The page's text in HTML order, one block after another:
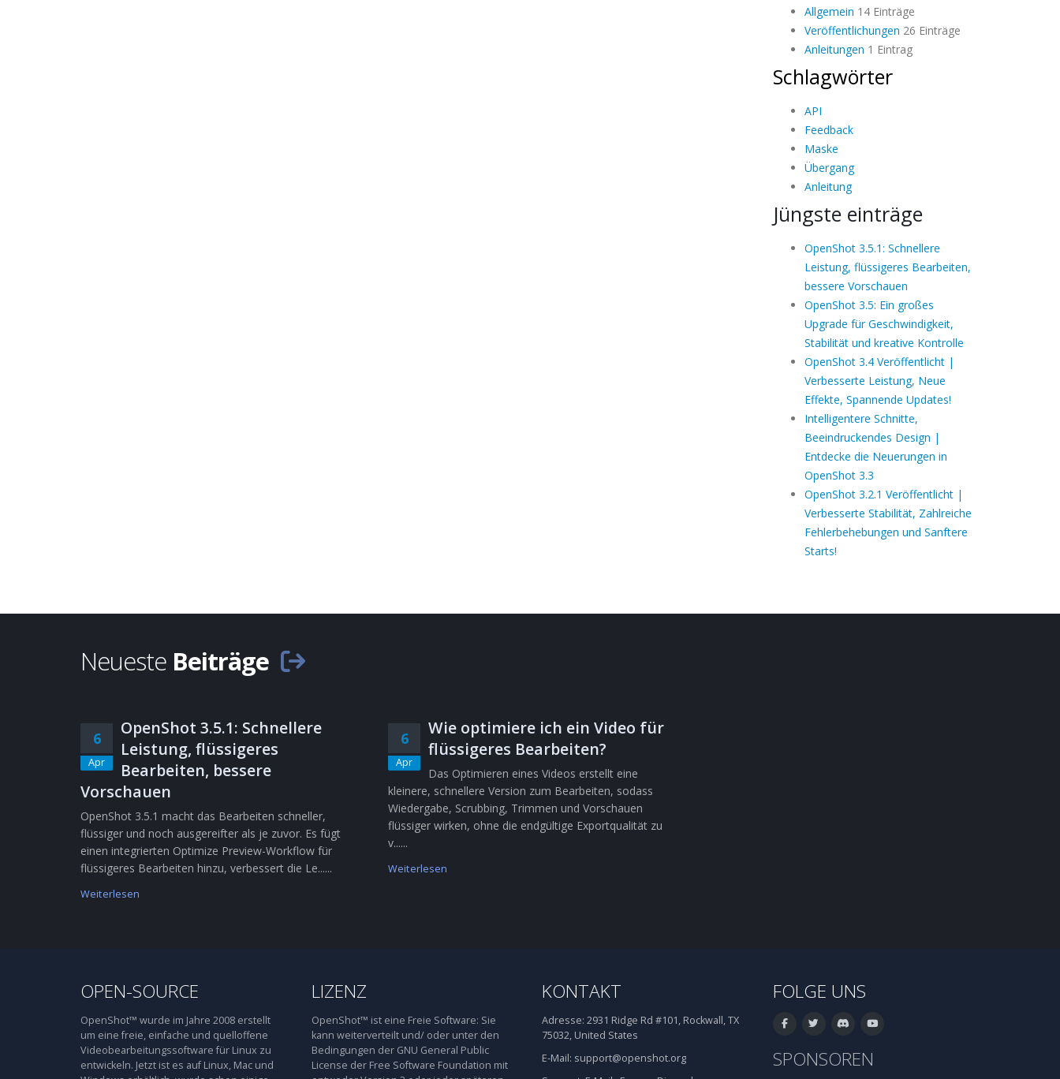
Allgemein 14 Einträge
Veröffentlichungen 26 Einträge
Anleitungen 1 Eintrag
Schlagwörter
API
Feedback
Maske
Übergang
Anleitung
Jüngste einträge
OpenShot 3.5.1: Schnellere
Leistung, flüssigeres Bearbeiten,
bessere Vorschauen
OpenShot 3.5: Ein großes
Upgrade für Geschwindigkeit,
Stabilität und kreative Kontrolle
OpenShot 3.4 Veröffentlicht |
Verbesserte Leistung, Neue
Effekte, Spannende Updates!
Intelligentere Schnitte,
Beeindruckendes Design |
Entdecke die Neuerungen in
OpenShot 3.3
OpenShot 3.2.1 Veröffentlicht |
Verbesserte Stabilität, Zahlreiche
Fehlerbehebungen und Sanftere
Starts!
Neueste Beiträge
6
Apr
OpenShot 3.5.1: Schnellere
Leistung, flüssigeres
Bearbeiten, bessere
Vorschauen
OpenShot 3.5.1 macht das Bearbeiten schneller,
flüssiger und noch ausgereifter als je zuvor. Es fügt
einen integrierten Optimize Preview-Workflow für
flüssigeres Bearbeiten hinzu, verbessert die Le......
Weiterlesen
6
Apr
Wie optimiere ich ein Video für
flüssigeres Bearbeiten?
Das Optimieren eines Videos erstellt eine
kleinere, schnellere Version zum Bearbeiten, sodass
Wiedergabe, Scrubbing, Trimmen und Vorschauen
flüssiger wirken, ohne die endgültige Exportqualität zu
v......
Weiterlesen
OPEN-SOURCE
OpenShot™ wurde im Jahre 2008 erstellt
um eine freie, einfache und quelloffene
Videobearbeitungssoftware für Linux zu
entwickeln. Jetzt ist es auf Linux, Mac und
LIZENZ
OpenShot™ ist eine Freie Software: Sie
kann weiterverteilt und/ oder unter den
Bedingungen der GNU General Public
License der Free Software Foundation mit
KONTAKT
Adresse: 2931 Ridge Rd #101, Rockwall, TX
75032, United States
E-Mail: support@openshot.org
FOLGE UNS
SPONSOREN